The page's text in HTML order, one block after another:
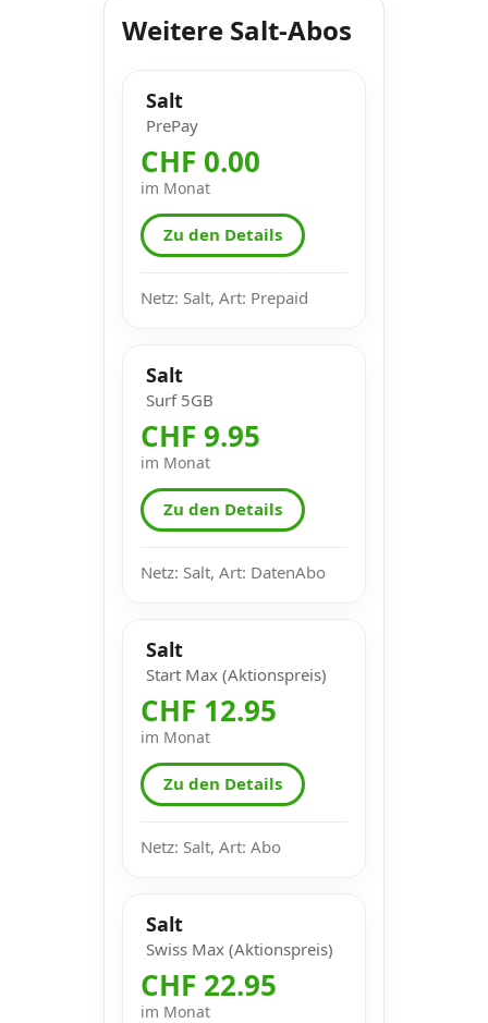
Weitere Salt-Abos
Salt
PrePay
CHF 0.00
im Monat
Zu den Details
Netz: Salt, Art: Prepaid
Salt
Surf 5GB
CHF 9.95
im Monat
Zu den Details
Netz: Salt, Art: DatenAbo
Salt
Start Max (Aktionspreis)
CHF 12.95
im Monat
Zu den Details
Netz: Salt, Art: Abo
Salt
Swiss Max (Aktionspreis)
CHF 22.95
im Monat